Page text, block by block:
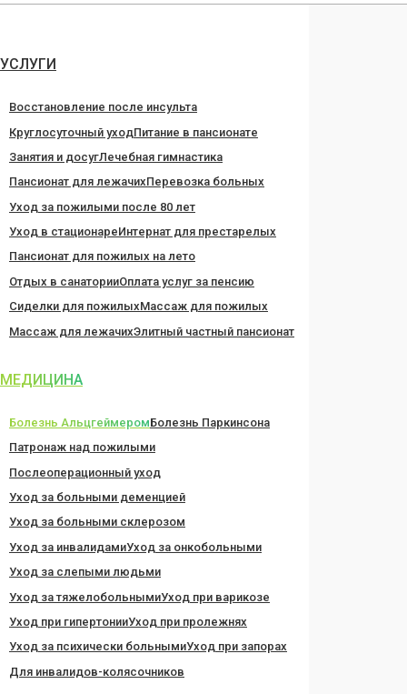
Перейти
содержанию
УСЛУГИ
Восстановление после инсульта
Круглосуточный уходПитание в пансионате
Занятия и досугЛечебная гимнастика
Пансионат для лежачихПеревозка больных
Уход за пожилыми после 80 лет
Уход в стационареИнтернат для престарелых
Пансионат для пожилых на лето
Отдых в санаторииОплата услуг за пенсию
Сиделки для пожилыхМассаж для пожилых
Массаж для лежачихЭлитный частный пансионат
МЕДИЦИНА
Болезнь АльцгеймеромБолезнь Паркинсона
Патронаж над пожилыми
Послеоперационный уход
Уход за больными деменцией
Уход за больными склерозом
Уход за инвалидамиУход за онкобольными
Уход за слепыми людьми
Уход за тяжелобольнымиУход при варикозе
Уход при гипертонииУход при пролежнях
Уход за психически больнымиУход при запорах
Для инвалидов-колясочников